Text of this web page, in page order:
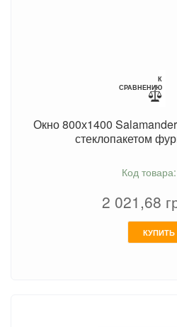
К
СРАВНЕНИЮ
Окно 800х1400
стеклопакетом
Код
2 021,68
КУПИТЬ